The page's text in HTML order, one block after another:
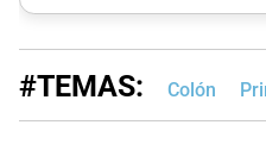
#TEMAS: Colón